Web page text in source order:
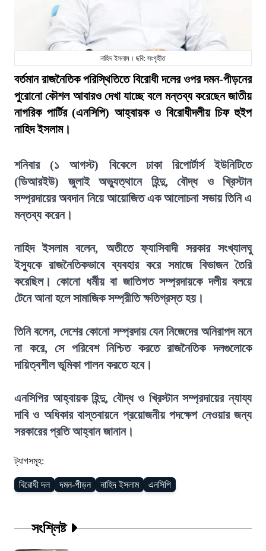
নাহিদ ইসলাম। ছবি: সংগৃহীত
বর্তমান রাজনৈতিক পরিস্থিতিতে বিরোধী দলের ওপর দমন-পীড়নের
পুরোনো কৌশল আবারও দেখা যাচ্ছে বলে মন্তব্য করেছেন জাতীয়
নাগরিক পার্টির (এনসিপি) আহ্বায়ক ও বিরোধীদলীয় চিফ হুইপ
নাহিদ ইসলাম।
শনিবার (১ আগস্ট) বিকেলে ঢাকা রিপোর্টার্স ইউনিটিতে
(ডিআরইউ) জুলাই অভ্যুত্থানে হিন্দু, বৌদ্ধ ও খ্রিস্টান
সম্প্রদায়ের অবদান নিয়ে আয়োজিত এক আলোচনা সভায় তিনি এ
মন্তব্য করেন।
নাহিদ ইসলাম বলেন, অতীতে ফ্যাসিবাদী সরকার সংখ্যালঘু
ইস্যুকে রাজনৈতিকভাবে ব্যবহার করে সমাজে বিভাজন তৈরি
করেছিল। কোনো ধর্মীয় বা জাতিগত সম্প্রদায়কে দলীয় বলয়ে
টেনে আনা হলে সামাজিক সম্প্রীতি ক্ষতিগ্রস্ত হয়।
তিনি বলেন, দেশের কোনো সম্প্রদায় যেন নিজেদের অনিরাপদ মনে
না করে, সে পরিবেশ নিশ্চিত করতে রাজনৈতিক দলগুলোকে
দায়িত্বশীল ভূমিকা পালন করতে হবে।
এনসিপির আহ্বায়ক হিন্দু, বৌদ্ধ ও খ্রিস্টান সম্প্রদায়ের ন্যায্য
দাবি ও অধিকার বাস্তবায়নে প্রয়োজনীয় পদক্ষেপ নেওয়ার জন্য
সরকারের প্রতি আহ্বান জানান।
ট্যাগসমূহ:
বিরোধী দল দমন-পীড়ন নাহিদ ইসলাম এনসিপি
সংশ্লিষ্ট